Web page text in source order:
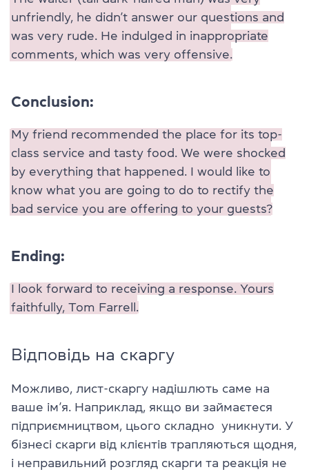
unfriendly, he didn’t answer our questions and
was very rude. He indulged in inappropriate
comments, which was very offensive.
Conclusion:
My friend recommended the place for its top-
class service and tasty food. We were shocked
by everything that happened. I would like to
know what you are going to do to rectify the
bad service you are offering to your guests?
Ending:
I look forward to receiving a response. Yours
faithfully, Tom Farrell.
Відповідь на скаргу
Можливо, лист-скаргу надішлють саме на
ваше ім’я. Наприклад, якщо ви займаєтеся
підприємництвом, цього складно уникнути. У
бізнесі скарги від клієнтів трапляються щодня,
і неправильний розгляд скарги та реакція не